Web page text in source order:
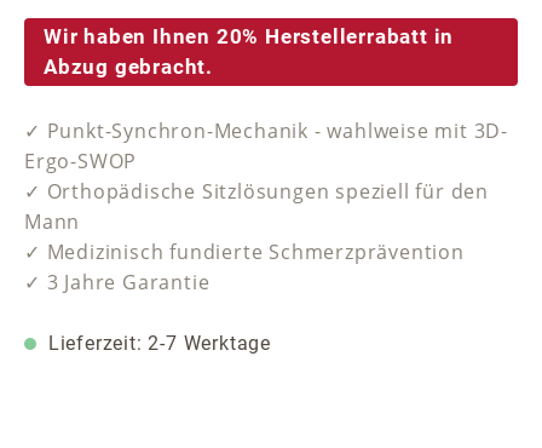
Wir haben Ihnen 20% Herstellerrabatt in
Abzug gebracht.
✓ Punkt-Synchron-Mechanik - wahlweise mit 3D-
Ergo-SWOP
✓ Orthopädische Sitzlösungen speziell für den
Mann
✓ Medizinisch fundierte Schmerzprävention
✓ 3 Jahre Garantie
Lieferzeit: 2-7 Werktage